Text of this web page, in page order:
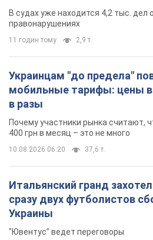
В судах уже находится 4,2 тыс.
правонарушениях
11 годин тому 2,9 т.
Украинцам "до предела"
мобильные тарифы: цены
в разы
Почему участники рынка считают,
400 грн в месяц – это не много
10.08.2026 06:20 37,6 т.
Итальянский гранд
сразу двух футболистов
Украины
"Ювентус" ведет переговоры